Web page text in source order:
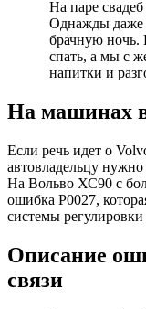
На паре
Однажды даже
брачную ночь.
спать, а мы с
напитки и
На машинах
Если речь идет о
автовладельцу
На Вольво ХС90 с
ошибка Р0027,
системы регулировки
Описание
связи